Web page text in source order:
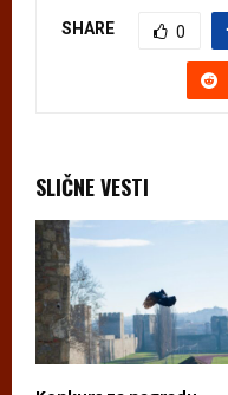
SHARE 0
SLIČNE VESTI